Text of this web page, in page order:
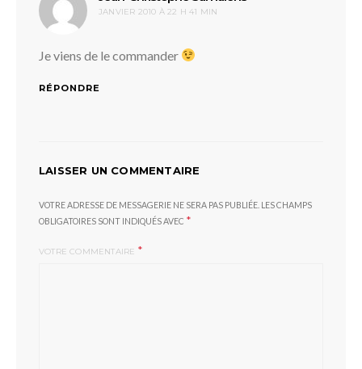
JANVIER 2010 À 22 H 41 MIN
Je viens de le commander
RÉPONDRE
LAISSER UN COMMENTAIRE
VOTRE ADRESSE DE MESSAGERIE NE SERA PAS PUBLIÉE. LES CHAMPS
OBLIGATOIRES SONT INDIQUÉS AVEC *
VOTRE COMMENTAIRE *